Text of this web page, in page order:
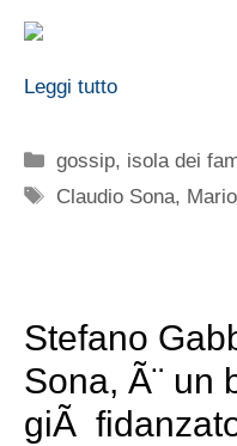
Leggi tutto
Categorie
gossip, isola dei
Tag
Claudio Sona,
Stefano
Sona, Ã¨ un
giÃ